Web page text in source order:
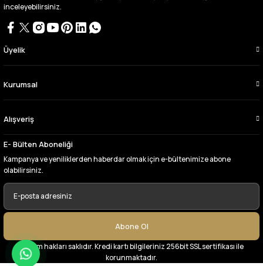
tercih ettiğim kumaşçi
D... Ç... | 27/06/2026
Çok memnun kaldım,teşekkürler
inceleyebilirsiniz.
Üyelik
Kurumsal
Alışveriş
E- Bülten Aboneliği
Kampanya ve yeniliklerden haberdar olmak için e-bültenimize abone
olabilirsiniz.
Abone Ol
© Tüm hakları saklıdır. Kredi kartı bilgileriniz 256bit SSL sertifikası ile
korunmaktadır.